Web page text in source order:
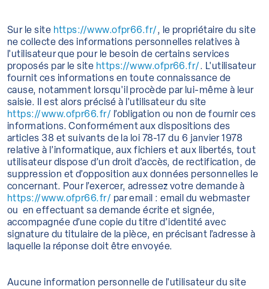
Sur le site https://www.ofpr66.fr/, le propriétaire du site
ne collecte des informations personnelles relatives à
l'utilisateur que pour le besoin de certains services
proposés par le site https://www.ofpr66.fr/. L'utilisateur
fournit ces informations en toute connaissance de
cause, notamment lorsqu'il procède par lui-même à leur
saisie. Il est alors précisé à l'utilisateur du site
https://www.ofpr66.fr/ l’obligation ou non de fournir ces
informations. Conformément aux dispositions des
articles 38 et suivants de la loi 78-17 du 6 janvier 1978
relative à l’informatique, aux fichiers et aux libertés, tout
utilisateur dispose d’un droit d’accès, de rectification, de
suppression et d’opposition aux données personnelles le
concernant. Pour l’exercer, adressez votre demande à
https://www.ofpr66.fr/ par email : email du webmaster
ou en effectuant sa demande écrite et signée,
accompagnée d’une copie du titre d’identité avec
signature du titulaire de la pièce, en précisant l’adresse à
laquelle la réponse doit être envoyée.
Aucune information personnelle de l'utilisateur du site